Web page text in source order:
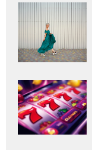
Adaugă
aici textul
pentru
subtitlu
Adaugă
aici textul
pentru
subtitlu